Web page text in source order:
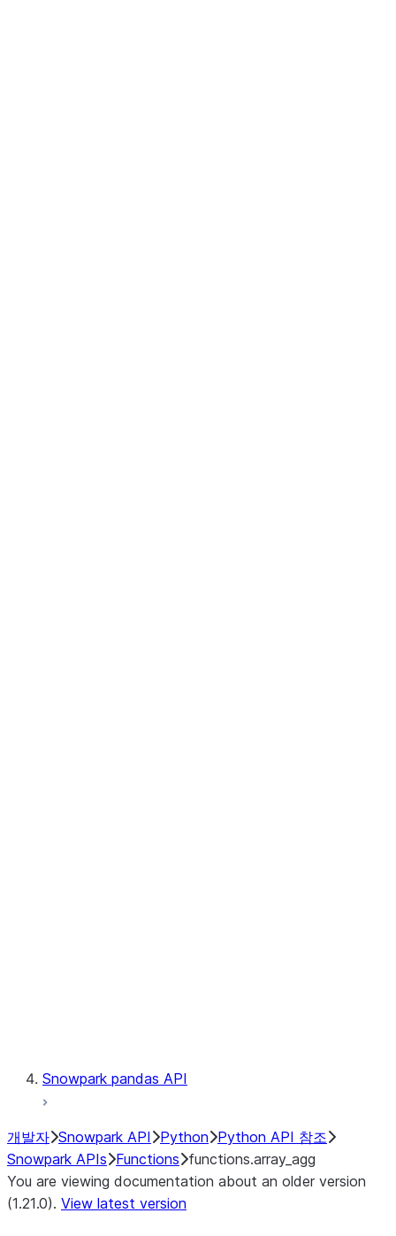
Snowpark pandas API
개발자 Snowpark API Python Python API 참조
Snowpark APIs Functions functions.array_agg
You are viewing documentation about an older version
(1.21.0). View latest version